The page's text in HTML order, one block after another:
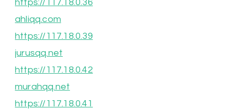
https://117.18.0.36
ahliqq.com
https://117.18.0.39
jurusqq.net
https://117.18.0.42
murahqq.net
https://117.18.0.41